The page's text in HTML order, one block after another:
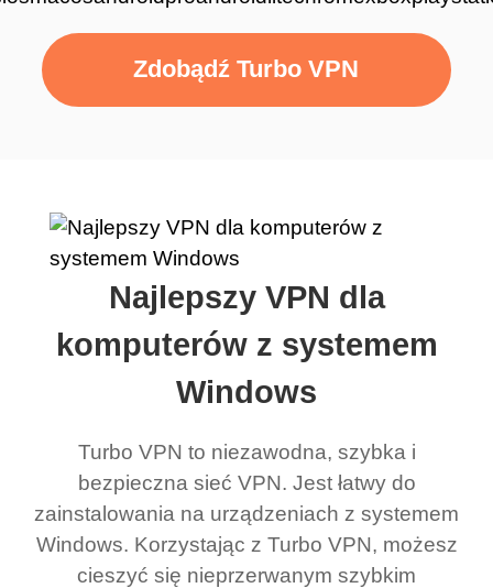
Zdobądź Turbo VPN
Najlepszy VPN dla
komputerów z systemem
Windows
Turbo VPN to niezawodna, szybka i
bezpieczna sieć VPN. Jest łatwy do
zainstalowania na urządzeniach z systemem
Windows. Korzystając z Turbo VPN, możesz
cieszyć się nieprzerwanym szybkim